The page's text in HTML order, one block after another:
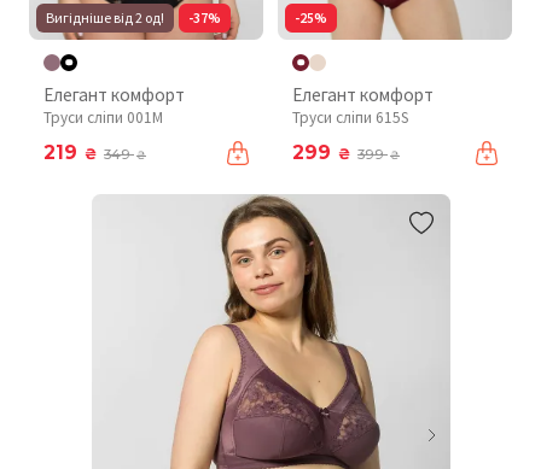
Вигідніше від 2 од! -37%
Елегант комфорт
Труси сліпи 001М
219 ₴ 349₴
-25%
Елегант комфорт
Труси сліпи 615S
299 ₴ 399₴